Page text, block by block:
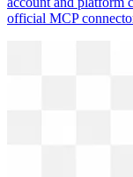
official MCP